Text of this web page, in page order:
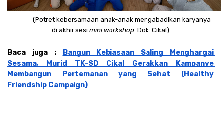
(Potret kebersamaan anak-anak mengabadikan karyanya
di akhir sesi mini workshop . Dok. Cikal)
Baca juga : Bangun Kebiasaan Saling Menghargai
Sesama, Murid TK-SD Cikal Gerakkan Kampanye
Membangun Pertemanan yang Sehat (Healthy
Friendship Campaign)